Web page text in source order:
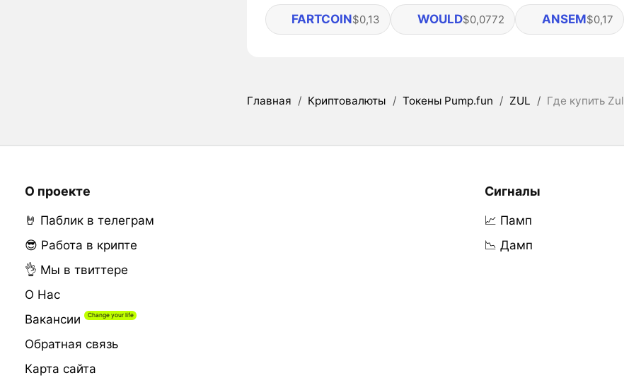
FARTCOIN$0,13 WOULD$0,0772 ANSEM$0,17
Главная / Криптовалюты / Токены Pump.fun / ZUL / Где купить Zul
О проекте
🤘 Паблик в телеграм
😎 Работа в крипте
👌 Мы в твиттере
О Нас
Вакансии
Обратная связь
Карта сайта
Сигналы
📈 Памп
📉 Дамп